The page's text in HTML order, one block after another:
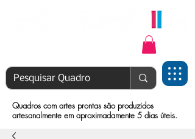
Quadros com artes prontas são produzidos
artesanalmente em aproximadamente 5 dias úteis.